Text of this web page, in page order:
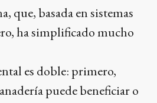
que, basada en sistemas
ha simplificado mucho
es doble: primero,
puede beneficiar o